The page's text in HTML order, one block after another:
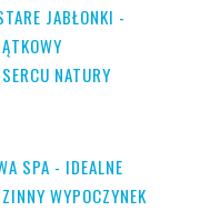
JABŁONKI -
NATURY
SPA - IDEALNE
WYPOCZYNEK